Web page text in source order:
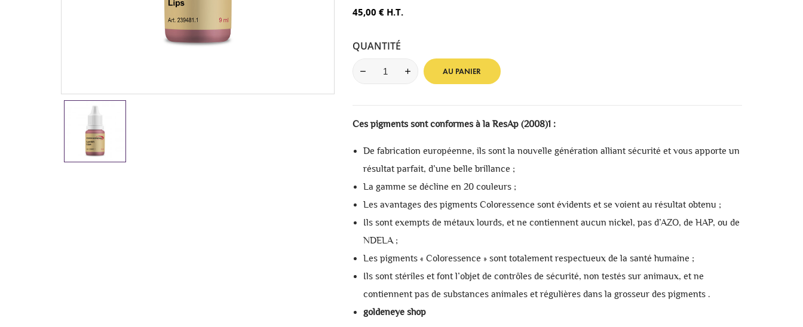
45,00 € H.T.
QUANTITÉ
AU PANIER
Ces pigments sont conformes à la ResAp (2008)1 :
De fabrication européenne, ils sont la nouvelle génération alliant sécurité et vous apporte un
résultat parfait, d’une belle brillance ;
La gamme se décline en 20 couleurs ;
Les avantages des pigments Coloressence sont évidents et se voient au résultat obtenu ;
Ils sont exempts de métaux lourds, et ne contiennent aucun nickel, pas d’AZO, de HAP, ou de
NDELA ;
Les pigments « Coloressence » sont totalement respectueux de la santé humaine ;
Ils sont stériles et font l’objet de contrôles de sécurité, non testés sur animaux, et ne
contiennent pas de substances animales et régulières dans la grosseur des pigments .
goldeneye shop